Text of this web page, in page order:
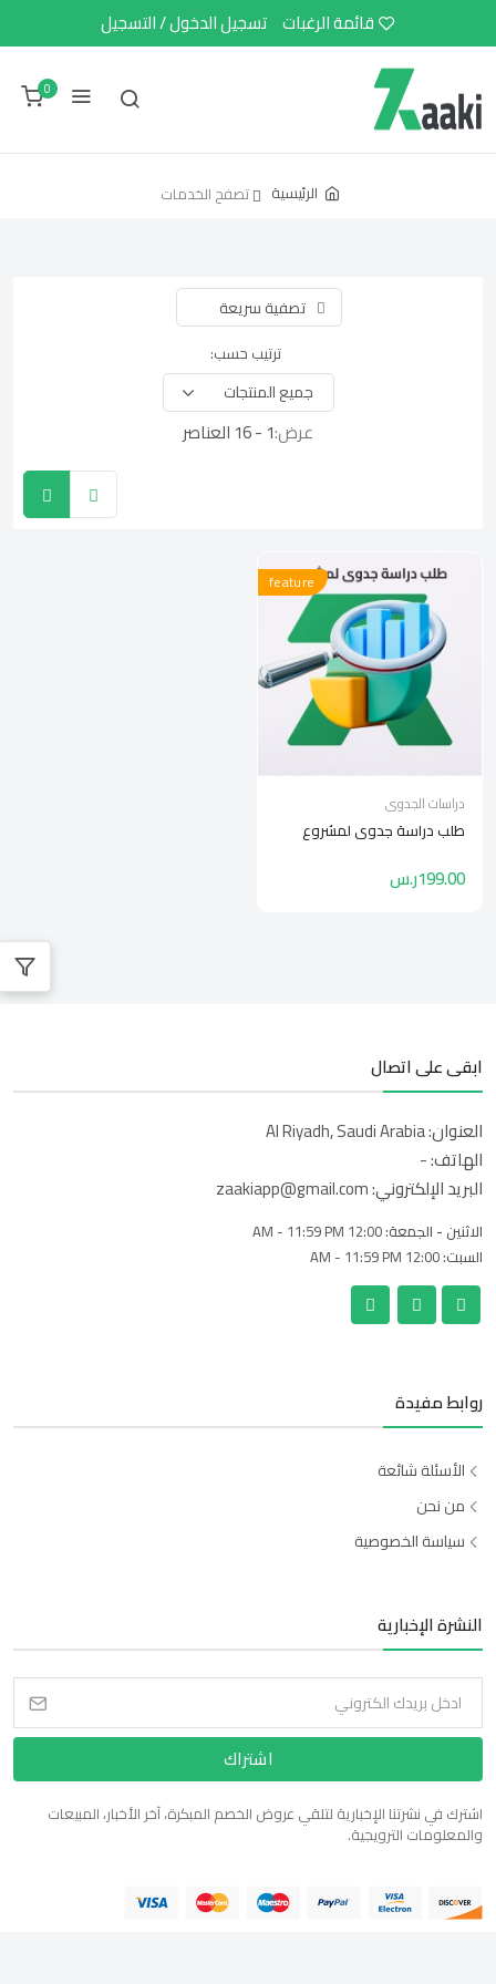
قائمة الرغبات تسجيل الدخول / التسجيل
0
الرئيسية تصفح الخدمات
تصفية سريعة
ترتيب حسب:
عرض:1 - 16 العناصر
feature
دراسات الجدوى
طلب دراسة جدوى لمشروع
199.00ر.س
ابقى على اتصال
العنوان:Al Riyadh, Saudi Arabia
الهاتف:-
البريد الإلكتروني:zaakiapp@gmail.com
الاثنين - الجمعة:12:00 AM - 11:59 PM
السبت:12:00 AM - 11:59 PM
روابط مفيدة
الأسئلة شائعة
من نحن
سياسة الخصوصية
النشرة الإخبارية
اشتراك
اشترك في نشرتنا الإخبارية لتلقي عروض الخصم المبكرة، آخر الأخبار، المبيعات
والمعلومات الترويجية.